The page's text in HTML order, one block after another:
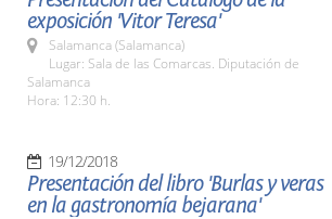
exposición 'Vitor Teresa'
Salamanca (Salamanca)
Lugar: Sala de las Comarcas. Diputación de
Salamanca
Hora: 12:30 h.
19/12/2018
Presentación del libro 'Burlas y veras
en la gastronomía bejarana'